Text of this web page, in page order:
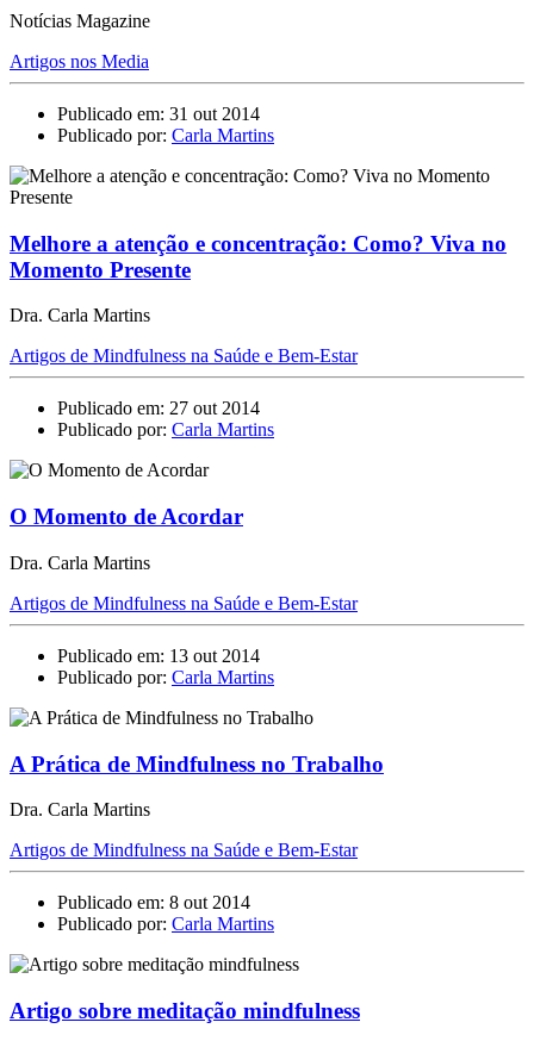
Notícias Magazine
Artigos nos Media
Publicado em: 31 out 2014
Publicado por: Carla Martins
Melhore a atenção e concentração: Como? Viva no
Momento Presente
Dra. Carla Martins
Artigos de Mindfulness na Saúde e Bem-Estar
Publicado em: 27 out 2014
Publicado por: Carla Martins
O Momento de Acordar
Dra. Carla Martins
Artigos de Mindfulness na Saúde e Bem-Estar
Publicado em: 13 out 2014
Publicado por: Carla Martins
A Prática de Mindfulness no Trabalho
Dra. Carla Martins
Artigos de Mindfulness na Saúde e Bem-Estar
Publicado em: 8 out 2014
Publicado por: Carla Martins
Artigo sobre meditação mindfulness